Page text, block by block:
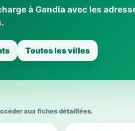
à Gandia avec les
Toutes les villes
aux fiches détaillées.